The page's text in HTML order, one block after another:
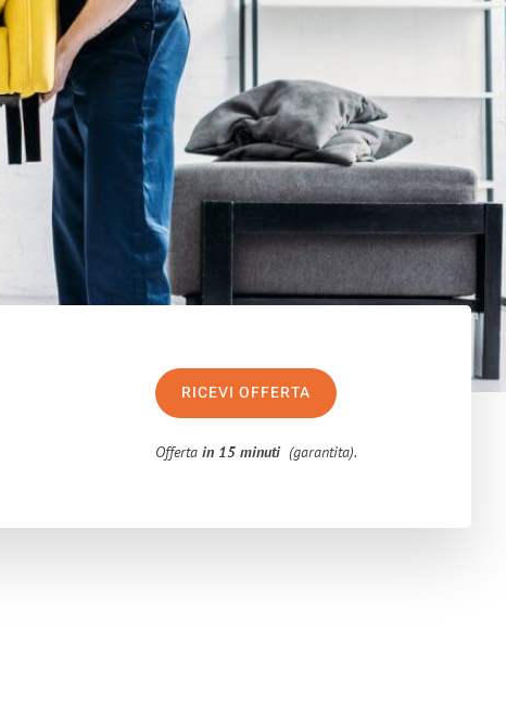
RICEVI OFFERTA
Offertain 15 minuti (garantita).